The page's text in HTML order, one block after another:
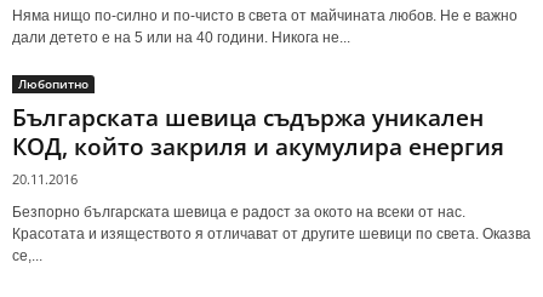
Няма нищо по-силно и по-чисто в света от майчината любов. Не е важно
дали детето е на 5 или на 40 години. Никога не...
Любопитно
Българската шевица съдържа уникален
КОД, който закриля и акумулира енергия
20.11.2016
Безпорно българската шевица е радост за окото на всеки от нас.
Красотата и изяществото я отличават от другите шевици по света. Оказва
се,...